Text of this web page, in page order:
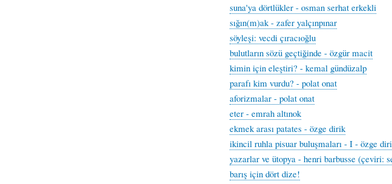
suna'ya dörtlükler - osman serhat erkekli
sığın(m)ak - zafer yalçınpınar
söyleşi: vecdi çıracıoğlu
bulutların sözü geçtiğinde - özgür macit
kimin için eleştiri? - kemal gündüzalp
parafı kim vurdu? - polat onat
aforizmalar - polat onat
eter - emrah altınok
ekmek arası patates - özge dirik
ikincil ruhla pisuar buluşmaları - I - özge
yazarlar ve ütopya - henri barbusse (çeviri:
barış için dört dize!